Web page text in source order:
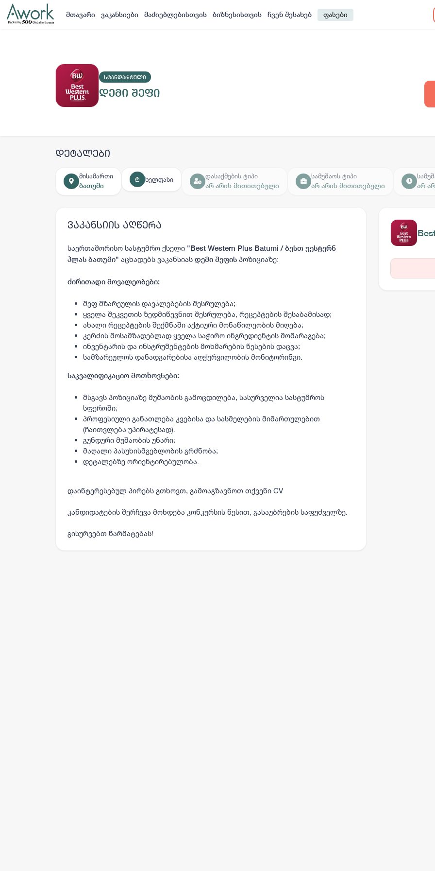
მთავარი ვაკანსიები მაძიებლებისთვის ბიზნესისთვის ჩვენ შესახებ ფასები
ᲡᲢᲐᲜᲓᲐᲠᲢᲣᲚᲘ
დემი შეფი
დეტალები
მისამართი
ბათუმი
₾ ხელფასი
დასაქმების ტიპი
არ არის მითითებული
სამუშაოს ტიპი
არ არის მითითებული
არ
ვაკანსიის აღწერა
საერთაშორისო სასტუმრო ქსელი "Best Western Plus Batumi / ბესთ უესტერნ
პლას ბათუმი" აცხადებს ვაკანსიას დემი შეფის პოზიციაზე:
ძირითადი მოვალეობები:
შეფ მზარეულის დავალებების შესრულება;
ყველა შეკვეთის ზედმიწევნით შესრულება, რეცეპტების შესაბამისად;
ახალი რეცეპტების შექმნაში აქტიური მონაწილეობის მიღება;
კერძის მოსამზადებლად ყველა საჭირო ინგრედიენტის მომარაგება;
ინვენტარის და ინსტრუმენტების მოხმარების წესების დაცვა;
სამზარეულოს დანადგარებისა აღჭურვილობის მონიტორინგი.
საკვალიფიკაციო მოთხოვნები:
მსგავს პოზიციაზე მუშაობის გამოცდილება, სასურველია სასტუმროს
სფეროში;
პროფესიული განათლება კვებისა და სასმელების მიმართულებით
(ჩაითვლება უპირატესად).
გუნდური მუშაობის უნარი;
მაღალი პასუხისმგებლობის გრძნობა;
დეტალებზე ორიენტირებულობა.
დაინტერესებულ პირებს გთხოვთ, გამოაგზავნოთ თქვენი CV
კანდიდატების შერჩევა მოხდება კონკურსის წესით, გასაუბრების საფუძველზე.
გისურვებთ წარმატებას!